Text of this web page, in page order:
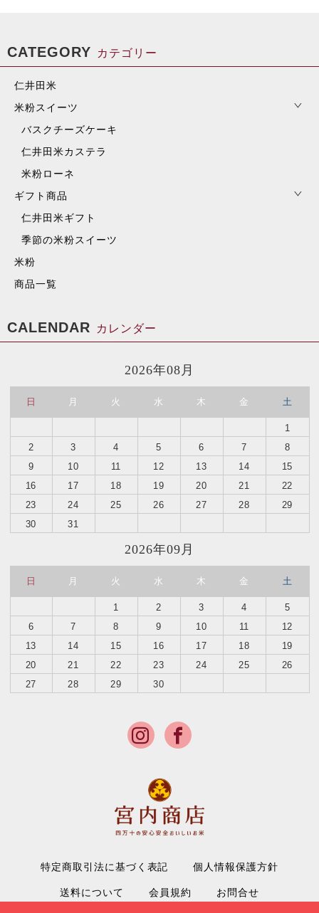
CATEGORY カテゴリー
仁井田米
米粉スイーツ
バスクチーズケーキ
仁井田米カステラ
米粉ローネ
ギフト商品
仁井田米ギフト
季節の米粉スイーツ
米粉
商品一覧
CALENDAR カレンダー
2026年08月
日 月 火 水 木 金 土
1
2
3 4 5 6 7
8
9
10 11 12 13 14
15
16
17 18 19 20 21
22
23
24 25 26 27 28
29
30
31
2026年09月
日 月 火 水 木 金 土
1 2 3 4
5
6
7 8 9 10 11
12
13
14 15 16 17 18
19
20
21 22 23 24 25
26
27
28 29 30
特定商取引法に基づく表記 個人情報保護方針
送料について 会員規約 お問合せ